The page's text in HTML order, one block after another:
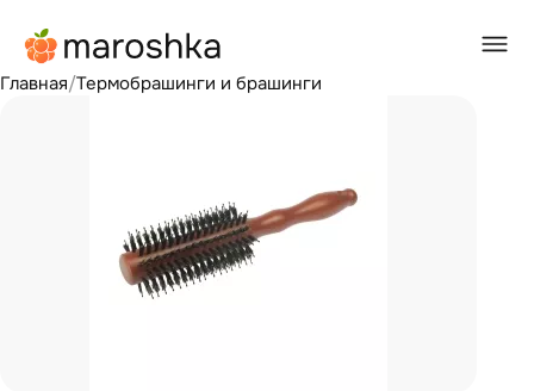
Главная/Термобрашинги и брашинги